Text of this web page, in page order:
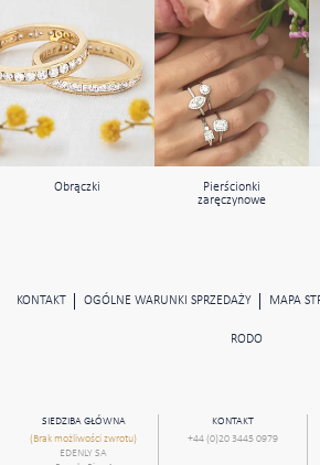
Obrączki
Pierścionki
zaręczynowe
KONTAKT OGÓLNE WARUNKI SPRZEDAŻY MAPA
RODO
SIEDZIBA GŁÓWNA
(Brak możliwości zwrotu)
EDENLY SA
KONTAKT
+44 (0)20 3445 0979